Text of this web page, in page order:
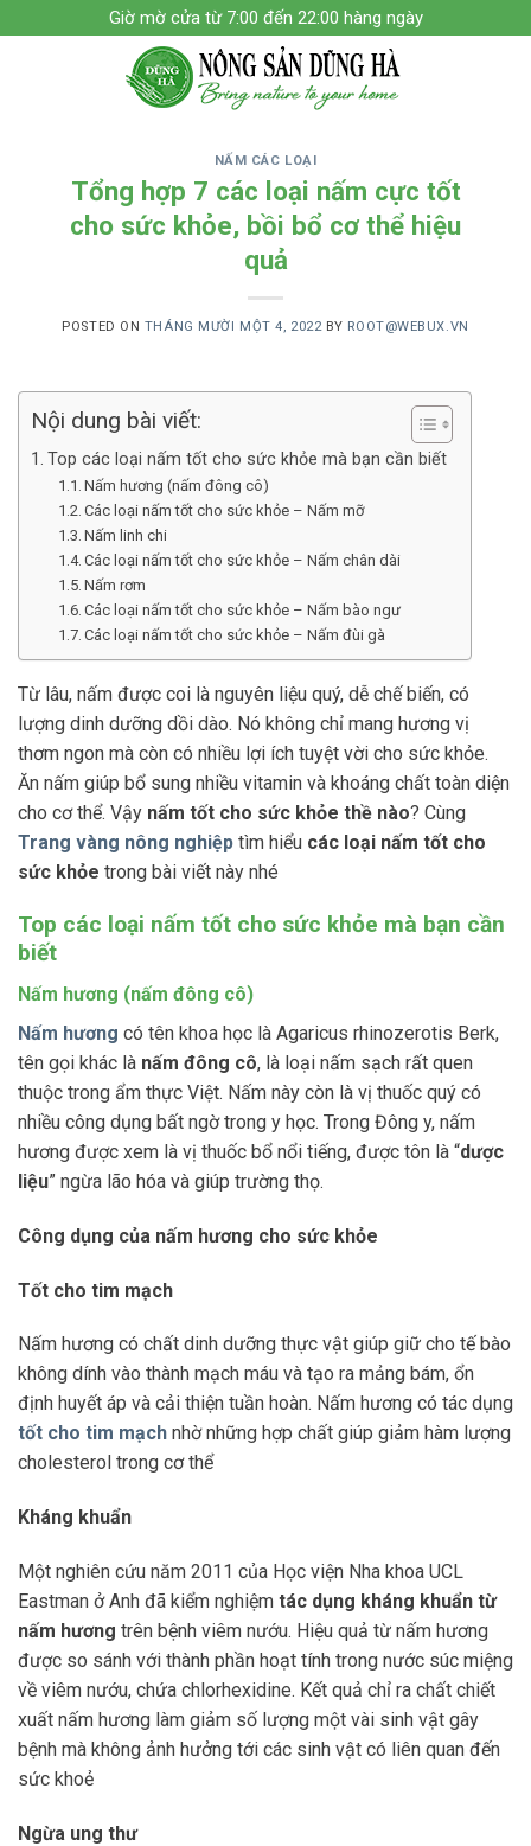
to
Giờ mờ cửa từ 7:00 đến 22:00 hàng ngày
NẤM CÁC LOẠI
Tổng hợp 7 các loại nấm cực tốt
cho sức khỏe, bồi bổ cơ thể hiệu
quả
POSTED ON THÁNG MƯỜI MỘT 4, 2022 BY ROOT@WEBUX.VN
Nội dung bài viết:
Top các loại nấm tốt cho sức khỏe mà bạn cần biết
Nấm hương (nấm đông cô)
Các loại nấm tốt cho sức khỏe – Nấm mỡ
Nấm linh chi
Các loại nấm tốt cho sức khỏe – Nấm chân dài
Nấm rơm
Các loại nấm tốt cho sức khỏe – Nấm bào ngư
Các loại nấm tốt cho sức khỏe – Nấm đùi gà
Từ lâu, nấm được coi là nguyên liệu quý, dễ chế biến, có
lượng dinh dưỡng dồi dào. Nó không chỉ mang hương vị
thơm ngon mà còn có nhiều lợi ích tuyệt vời cho sức khỏe.
Ăn nấm giúp bổ sung nhiều vitamin và khoáng chất toàn diện
cho cơ thể. Vậy nấm tốt cho sức khỏe thề nào? Cùng
Trang vàng nông nghiệp tìm hiểu các loại nấm tốt cho
sức khỏe trong bài viết này nhé
Top các loại nấm tốt cho sức khỏe mà bạn cần
biết
Nấm hương (nấm đông cô)
Nấm hương có tên khoa học là Agaricus rhinozerotis Berk,
tên gọi khác là nấm đông cô, là loại nấm sạch rất quen
thuộc trong ẩm thực Việt. Nấm này còn là vị thuốc quý có
nhiều công dụng bất ngờ trong y học. Trong Đông y, nấm
hương được xem là vị thuốc bổ nổi tiếng, được tôn là “dược
liệu” ngừa lão hóa và giúp trường thọ.
Công dụng của nấm hương cho sức khỏe
Tốt cho tim mạch
Nấm hương có chất dinh dưỡng thực vật giúp giữ cho tế bào
không dính vào thành mạch máu và tạo ra mảng bám, ổn
định huyết áp và cải thiện tuần hoàn. Nấm hương có tác dụng
tốt cho tim mạch nhờ những hợp chất giúp giảm hàm lượng
cholesterol trong cơ thể
Kháng khuẩn
Một nghiên cứu năm 2011 của Học viện Nha khoa UCL
Eastman ở Anh đã kiểm nghiệm tác dụng kháng khuẩn từ
nấm hương trên bệnh viêm nướu. Hiệu quả từ nấm hương
được so sánh với thành phần hoạt tính trong nước súc miệng
về viêm nướu, chứa chlorhexidine. Kết quả chỉ ra chất chiết
xuất nấm hương làm giảm số lượng một vài sinh vật gây
bệnh mà không ảnh hưởng tới các sinh vật có liên quan đến
sức khoẻ
Ngừa ung thư